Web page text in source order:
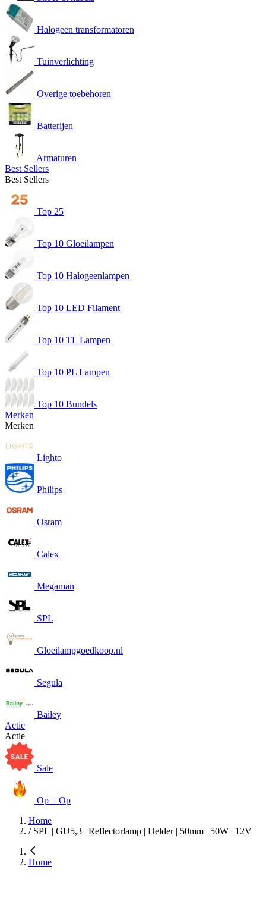
Halogeen transformatoren
Tuinverlichting
Overige toebehoren
Batterijen
Armaturen
Best Sellers
Best Sellers
Top 25
Top 10 Gloeilampen
Top 10 Halogeenlampen
Top 10 LED Filament
Top 10 TL Lampen
Top 10 PL Lampen
Top 10 Bundels
Merken
Merken
Lighto
Philips
Osram
Calex
Megaman
SPL
Gloeilampgoedkoop.nl
Segula
Bailey
Actie
Actie
Sale
Op = Op
Home
/ SPL | GU5,3 | Reflectorlamp | Helder | 50mm | 50W | 12V
Home